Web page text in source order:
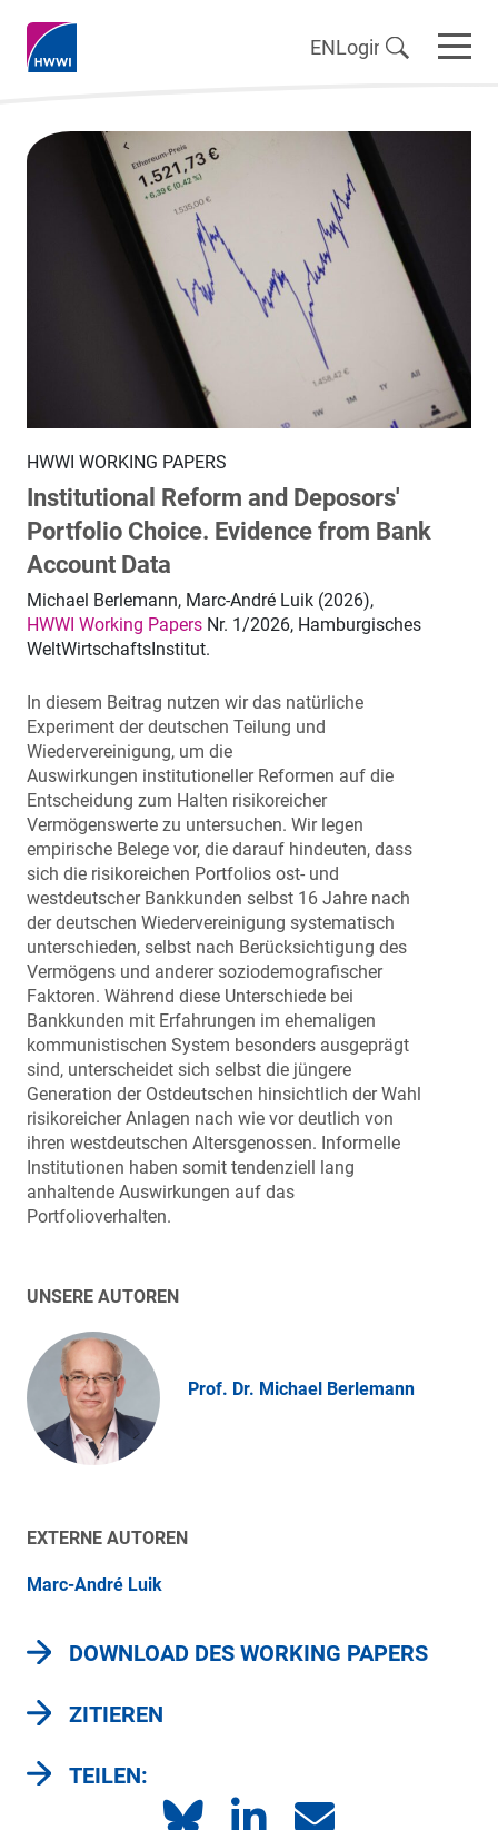
ENLogin
HWWI WORKING PAPERS
Institutional Reform and Deposors'
Portfolio Choice. Evidence from Bank
Account Data
Michael Berlemann, Marc-André Luik (2026),
HWWI Working Papers Nr. 1/2026, Hamburgisches
WeltWirtschaftsInstitut.
In diesem Beitrag nutzen wir das natürliche
Experiment der deutschen Teilung und
Wiedervereinigung, um die
Auswirkungen institutioneller Reformen auf die
Entscheidung zum Halten risikoreicher
Vermögenswerte zu untersuchen. Wir legen
empirische Belege vor, die darauf hindeuten, dass
sich die risikoreichen Portfolios ost- und
westdeutscher Bankkunden selbst 16 Jahre nach
der deutschen Wiedervereinigung systematisch
unterschieden, selbst nach Berücksichtigung des
Vermögens und anderer soziodemografischer
Faktoren. Während diese Unterschiede bei
Bankkunden mit Erfahrungen im ehemaligen
kommunistischen System besonders ausgeprägt
sind, unterscheidet sich selbst die jüngere
Generation der Ostdeutschen hinsichtlich der Wahl
risikoreicher Anlagen nach wie vor deutlich von
ihren westdeutschen Altersgenossen. Informelle
Institutionen haben somit tendenziell lang
anhaltende Auswirkungen auf das
Portfolioverhalten.
UNSERE AUTOREN
Prof. Dr. Michael Berlemann
EXTERNE AUTOREN
Marc-André Luik
DOWNLOAD DES WORKING PAPERS
ZITIEREN
TEILEN: